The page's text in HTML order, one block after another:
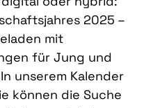
2025 –
mit
für Jung und
unserem Kalender
können die Suche